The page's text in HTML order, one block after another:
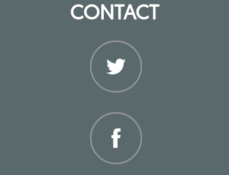
CONTACT